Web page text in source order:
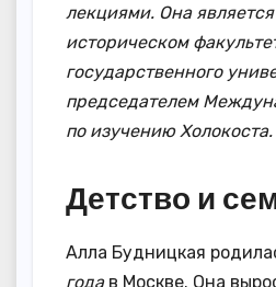
лекциями. Она
историческом
государственного
председателем
по изучению Холокоста.
Детство и
Алла Будницкая
годав Москве. Она